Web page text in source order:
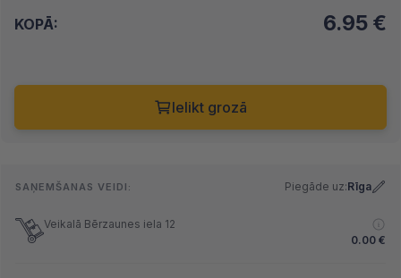
KOPĀ: 6.95 €
Ielikt grozā
SAŅEMŠANAS VEIDI: Piegāde uz:Rīga
Veikalā Bērzaunes iela 12
0.00 €